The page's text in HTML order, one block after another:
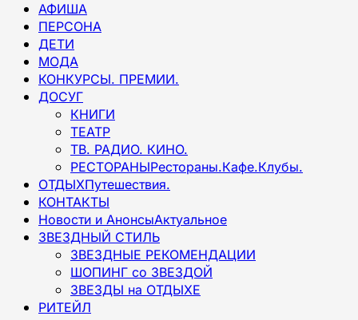
АФИША
ПЕРСОНА
ДЕТИ
МОДА
КОНКУРСЫ. ПРЕМИИ.
ДОСУГ
КНИГИ
ТЕАТР
ТВ. РАДИО. КИНО.
РЕСТОРАНЫРестораны.Кафе.Клубы.
ОТДЫХПутешествия.
КОНТАКТЫ
Новости и АнонсыАктуальное
ЗВЕЗДНЫЙ СТИЛЬ
ЗВЕЗДНЫЕ РЕКОМЕНДАЦИИ
ШОПИНГ со ЗВЕЗДОЙ
ЗВЕЗДЫ на ОТДЫХЕ
РИТЕЙЛ